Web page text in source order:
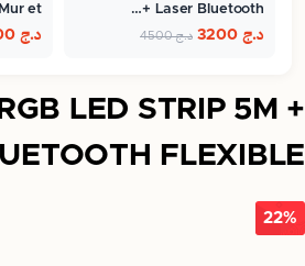
Laser Bluetooth +…
د.ج د.ج4500
et…
د.ج
LED STRIP 5M +
FLEXIBLE
22%